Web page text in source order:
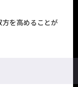
方を高めることが